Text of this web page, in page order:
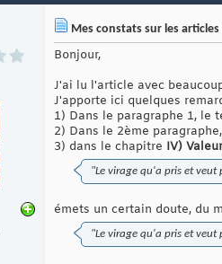
Mes constats sur les articles
Bonjour,
J'ai lu l'article avec
J'apporte ici quelques
1) Dans le paragraphe 1, le
2) Dans le 2ème
3) dans le chapitre IV)
"Le virage qu'a pris et veut
émets un certain doute, du
"Le virage qu'a pris et veut